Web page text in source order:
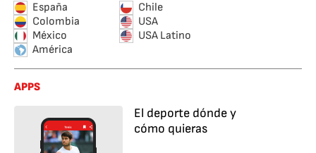
España
Chile
Colombia
USA
México
USA Latino
América
APPS
El deporte dónde y
cómo quieras